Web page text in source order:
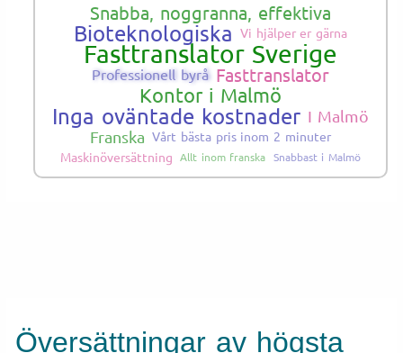
Snabba, noggranna, effektiva
Bioteknologiska Vi hjälper er gärna
Fasttranslator Sverige
Professionell byrå Fasttranslator
Kontor i Malmö
Inga oväntade kostnader I Malmö
Franska Vårt bästa pris inom 2 minuter
Maskinöversättning Allt inom franska Snabbast i Malmö
Översättningar av högsta